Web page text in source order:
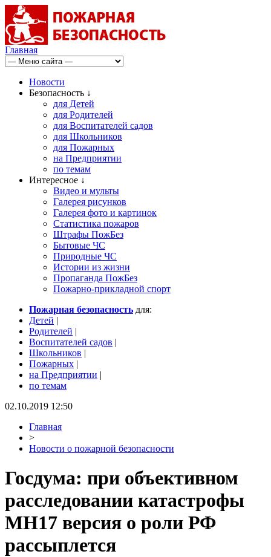
Главная
Новости
Безопасность ↓
для Детей
для Родителей
для Воспитателей садов
для Школьников
для Пожарных
на Предприятии
по темам
Интересное ↓
Видео и мульты
Галерея рисунков
Галерея фото и картинок
Статистика пожаров
Штрафы ПожБез
Бытовые ЧС
Природные ЧС
Истории из жизни
Пропаганда ПожБез
Пожарно-прикладной спорт
Пожарная безопасность для:
Детей |
Родителей |
Воспитателей садов |
Школьников |
Пожарных |
на Предприятии |
по темам
02.10.2019 12:50
Главная
>
Новости о пожарной безопасности
Госдума: при объективном
расследовании катастрофы
MH17 версия о роли РФ
рассыплется